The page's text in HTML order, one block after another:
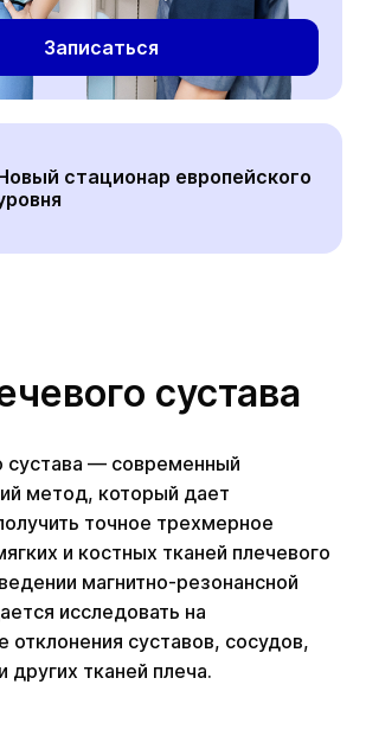
Записаться
стационар европейского
сустава
сустава — современный
метод, который дает
точное трехмерное
и костных тканей плечевого
магнитно-резонансной
исследовать на
отклонения суставов, сосудов,
тканей плеча.